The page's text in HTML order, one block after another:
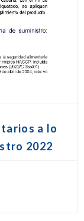
a lo
2022